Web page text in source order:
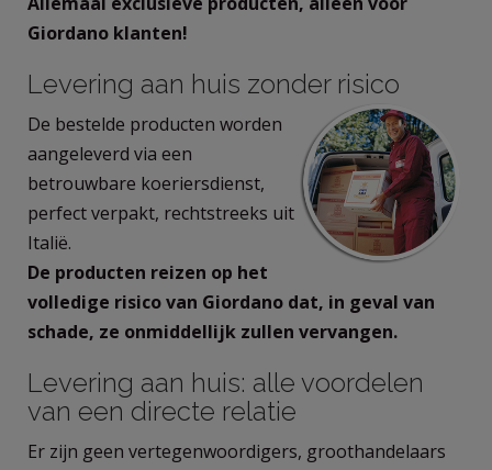
Giordano klanten!
Levering aan huis zonder risico
De bestelde producten worden
aangeleverd via een
betrouwbare koeriersdienst,
perfect verpakt, rechtstreeks uit
Italië.
De producten reizen op het
volledige risico van Giordano dat, in geval van
schade, ze onmiddellijk zullen vervangen.
Levering aan huis: alle voordelen
van een directe relatie
Er zijn geen vertegenwoordigers, groothandelaars